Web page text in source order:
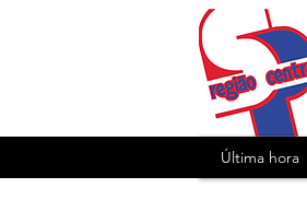
Última hora